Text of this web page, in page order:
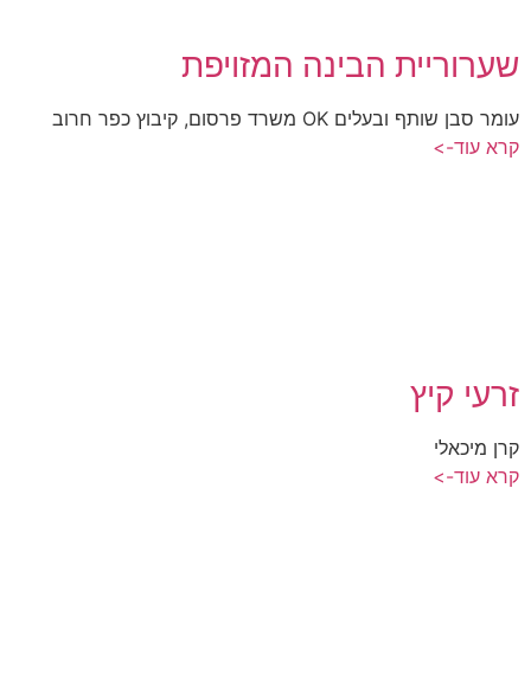
שערוריית הבינה המזויפת
עומר סבן שותף ובעלים OK משרד פרסום, קיבוץ כפר חרוב
קרא עוד->
זרעי קיץ
קרן מיכאלי
קרא עוד->